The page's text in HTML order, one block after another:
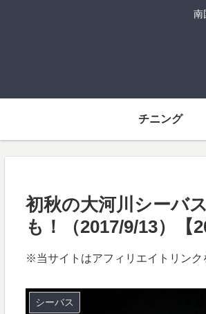
南
チニング
初秋の大河川シーバ
も！（2017/9/13）【
※当サイトはアフィリエイトリンク
シーバス